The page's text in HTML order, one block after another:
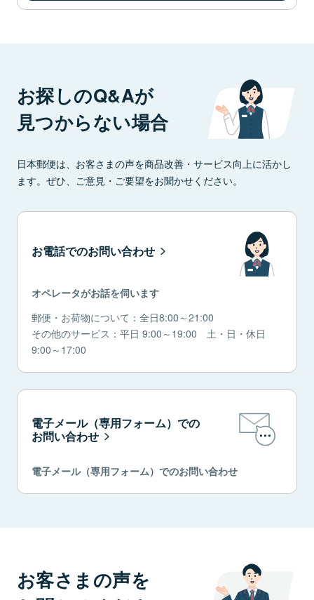
お探しのQ&Aが
見つからない場合
日本郵便は、お客さまの声を商品改善・サービス向上に活かし
ます。ぜひ、ご意見・ご要望をお聞かせください。
お電話でのお問い合わせ
オペレータがお話を伺います
郵便・お荷物について：全日8:00～21:00
その他のサービス：平日 9:00～19:00 土・日・休日
9:00～17:00
電子メール（専用フォーム）での
お問い合わせ
電子メール（専用フォーム）でのお問い合わせ
お客さまの声を